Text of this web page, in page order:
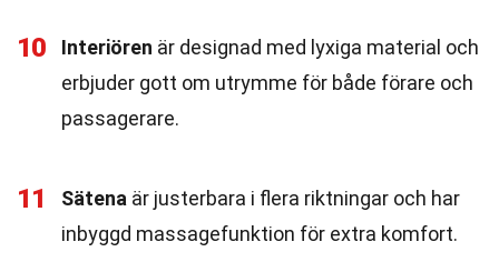
10 Interiören är designad med lyxiga material och
erbjuder gott om utrymme för både förare och
passagerare.
11 Sätena är justerbara i flera riktningar och har
inbyggd massagefunktion för extra komfort.